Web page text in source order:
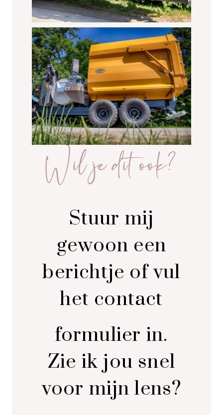
Wil je dit ook?
Stuur mij
gewoon een
berichtje of vul
het contact
formulier in.
Zie ik jou snel
voor mijn lens?